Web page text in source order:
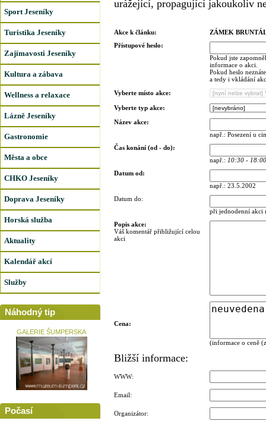
Sport Jeseníky
Turistika Jeseníky
Zajímavosti Jeseníky
Kultura a zábava
Wellness a relaxace
Lázně Jeseníky
Gastronomie
Města a obce
CHKO Jeseníky
Doprava Jeseníky
Horská služba
Aktuality
Kalendář akcí
Služby
Náhodný tip
GALERIE ŠUMPERSKA
Počasí
urážející, propagující jakoukoliv
Akce k článku:
ZÁMEK
Přístupové heslo:
Pokud jste
informace o akci.
Pokud heslo
a tedy i vkládání
Vyberte místo akce:
Vyberte typ akce:
Název akce:
např.: Posezení u
Čas konání (od - do):
např.: 10:30 - 18:00
Datum od:
např.: 23.5.2002
Datum do:
při jednodenní akci
Popis akce:
Váš komentář přibližující celou
akci
Cena:
(informace o ceně
Bližší informace:
WWW:
Email:
Organizátor: